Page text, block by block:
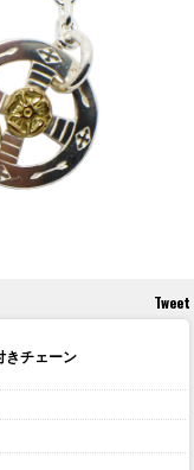
Tweet
きチェーン